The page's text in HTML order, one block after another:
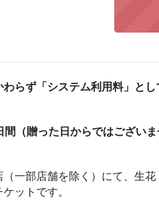
らず「システム利用料」と
間（贈った日からではござい
（一部店舗を除く）にて、生
ットです。